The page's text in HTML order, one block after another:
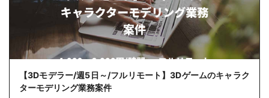
【3Dモデラー/週5日～/フルリモート】3Dゲームのキャラク
ターモデリング業務案件